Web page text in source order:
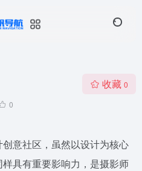
0
收藏 0
意社区，虽然以设计为核心
具有重要影响力，是摄影师